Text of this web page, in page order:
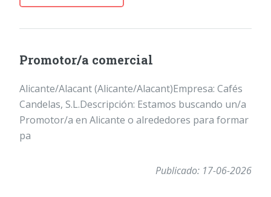
Promotor/a comercial
Alicante/Alacant (Alicante/Alacant)Empresa: Cafés
Candelas, S.L.Descripción: Estamos buscando un/a
Promotor/a en Alicante o alrededores para formar
pa
Publicado: 17-06-2026